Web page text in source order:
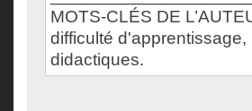
MOTS-CLÉS DE
difficulté
didactiques.